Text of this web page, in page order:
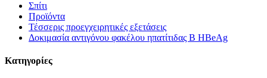
Σπίτι
Προϊόντα
Τέσσερις προεγχειρητικές εξετάσεις
Δοκιμασία αντιγόνου φακέλου ηπατίτιδας Β HBeAg
Κατηγορίες